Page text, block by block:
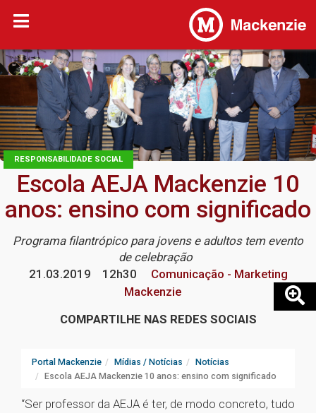
RESPONSABILIDADE SOCIAL
Escola AEJA Mackenzie 10
anos: ensino com significado
Programa filantrópico para jovens e adultos tem evento
de celebração
21.03.2019
12h30
Comunicação - Marketing
Mackenzie
COMPARTILHE NAS REDES SOCIAIS
Portal Mackenzie Mídias / Notícias
Notícias
Escola AEJA Mackenzie 10 anos: ensino com significado
“Ser professor da AEJA é ter, de modo concreto, tudo